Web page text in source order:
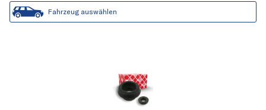
Fahrzeug auswählen